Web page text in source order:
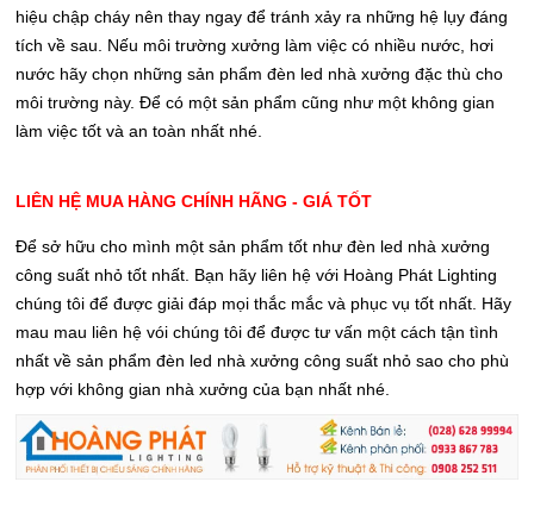
hiệu chập cháy nên thay ngay để tránh xảy ra những hệ lụy đáng
tích về sau. Nếu môi trường xưởng làm việc có nhiều nước, hơi
nước hãy chọn những sản phẩm đèn led nhà xưởng đặc thù cho
môi trường này. Để có một sản phẩm cũng như một không gian
làm việc tốt và an toàn nhất nhé.
LIÊN HỆ MUA HÀNG CHÍNH HÃNG - GIÁ TỐT
Để sở hữu cho mình một sản phẩm tốt như đèn led nhà xưởng
công suất nhỏ tốt nhất. Bạn hãy liên hệ với Hoàng Phát Lighting
chúng tôi để được giải đáp mọi thắc mắc và phục vụ tốt nhất. Hãy
mau mau liên hệ vói chúng tôi để được tư vấn một cách tận tình
nhất về sản phẩm đèn led nhà xưởng công suất nhỏ sao cho phù
hợp với không gian nhà xưởng của bạn nhất nhé.